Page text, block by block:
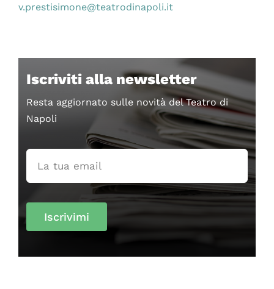
v.prestisimone@teatrodinapoli.it
Iscriviti alla newsletter
Resta aggiornato sulle novità del Teatro di
Napoli
Iscrivimi